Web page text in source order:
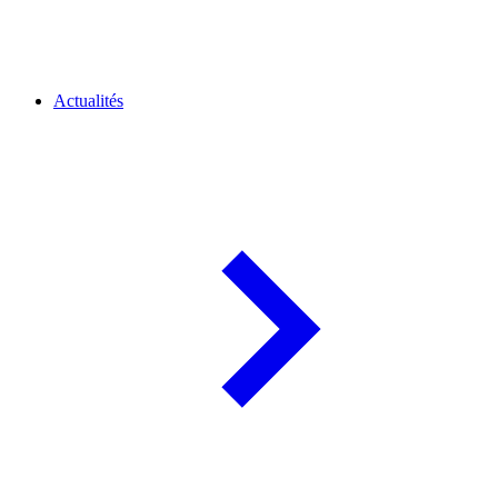
Actualités